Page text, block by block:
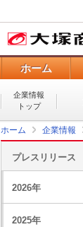
ホーム
企業情報
トップ
ホーム 企業情報
プレスリリース
2026年
2025年